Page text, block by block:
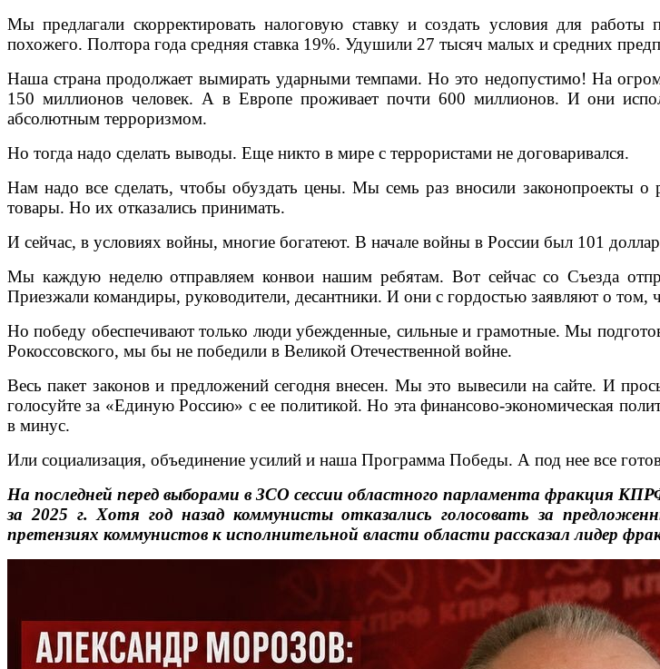
Мы предлагали скорректировать налоговую ставку и создать условия для
похожего. Полтора года средняя ставка 19%. Удушили 27 тысяч малых и средних
Наша страна продолжает вымирать ударными темпами. Но это недопустимо! На
150 миллионов человек. А в Европе проживает почти 600 миллионов. И они
абсолютным терроризмом.
Но тогда надо сделать выводы. Еще никто в мире с террористами не договаривался.
Нам надо все сделать, чтобы обуздать цены. Мы семь раз вносили законопроекты о
товары. Но их отказались принимать.
И сейчас, в условиях войны, многие богатеют. В начале войны в России был 101
Мы каждую неделю отправляем конвои нашим ребятам. Вот сейчас со Съезда
Приезжали командиры, руководители, десантники. И они с гордостью заявляют о том,
Но победу обеспечивают только люди убежденные, сильные и грамотные. Мы
Рокоссовского, мы бы не победили в Великой Отечественной войне.
Весь пакет законов и предложений сегодня внесен. Мы это вывесили на сайте. И
голосуйте за «Единую Россию» с ее политикой. Но эта финансово-экономическая
в минус.
Или социализация, объединение усилий и наша Программа Победы. А под нее все
На последней перед выборами в ЗСО сессии областного парламента фракция
за 2025 г. Хотя год назад коммунисты отказались голосовать за
претензиях коммунистов к исполнительной власти области рассказал лидер